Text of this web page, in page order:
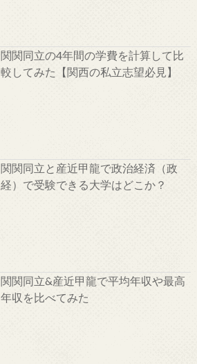
関関同立の4年間の学費を計算して比
較してみた【関西の私立志望必見】
関関同立と産近甲龍で政治経済（政
経）で受験できる大学はどこか？
関関同立&産近甲龍で平均年収や最高
年収を比べてみた